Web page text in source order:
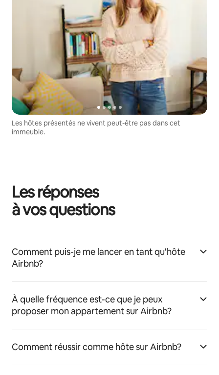
Les hôtes présentés ne vivent peut-être pas dans cet
immeuble.
Les réponses
à vos questions
Comment puis-je me lancer en tant qu'hôte
Airbnb?
À quelle fréquence est-ce que je peux
proposer mon appartement sur Airbnb?
Comment réussir comme hôte sur Airbnb?